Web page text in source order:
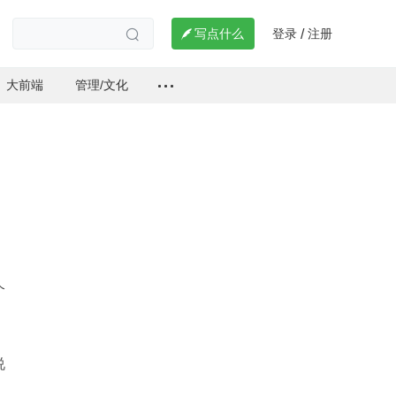
  写点什么 登录 / 注册
大前端 管理/文化